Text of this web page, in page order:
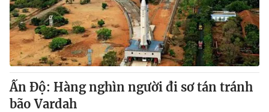
Ấn Độ: Hàng nghìn người đi sơ tán tránh
bão Vardah